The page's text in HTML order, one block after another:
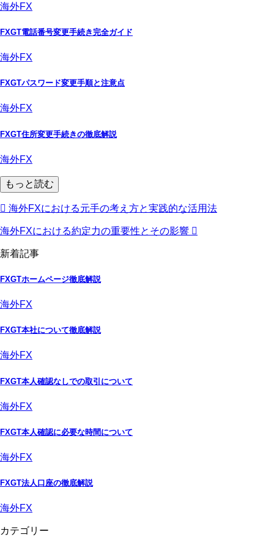
海外FX
FXGT電話番号変更手続き完全ガイド
海外FX
FXGTパスワード変更手順と注意点
海外FX
FXGT住所変更手続きの徹底解説
海外FX
もっと読む
海外FXにおける元手の考え方と実践的な活用法
海外FXにおける約定力の重要性とその影響
新着記事
FXGTホームページ徹底解説
海外FX
FXGT本社について徹底解説
海外FX
FXGT本人確認なしでの取引について
海外FX
FXGT本人確認に必要な時間について
海外FX
FXGT法人口座の徹底解説
海外FX
カテゴリー